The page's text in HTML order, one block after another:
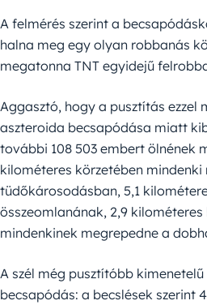
A felmérés szerint a
halna meg egy olyan robbanás
megatonna TNT egyidejű
Aggasztó, hogy a pusztítás ezzel
aszteroida becsapódása miatt
további 108 503 embert ölnének
kilométeres körzetében mindenki
tüdőkárosodásban, 5,1
összeomlanának, 2,9
mindenkinek megrepedne a
A szél még pusztítóbb
becsapódás: a becslések szerint